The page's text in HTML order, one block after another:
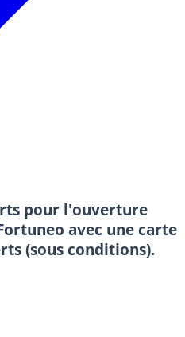
pour l'ouverture
avec une carte
(sous conditions).